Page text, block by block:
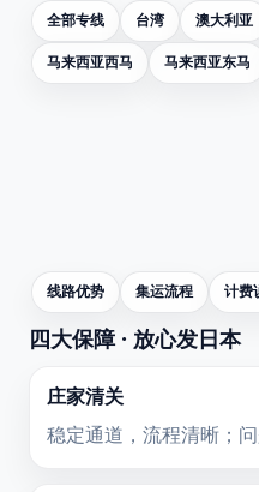
全部专线 台湾 澳大利亚
马来西亚西马 马来西亚东马
线路优势 集运流程 计费
四大保障 · 放心发日本
庄家清关
稳定通道，流程清晰；